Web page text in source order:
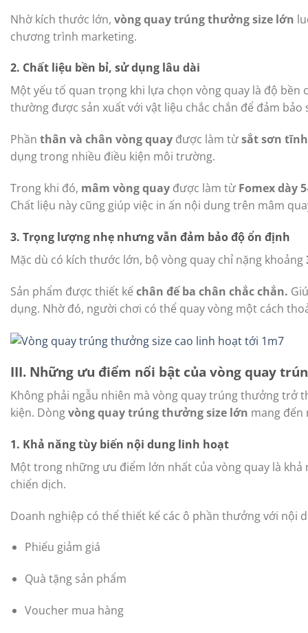
Nhờ kích thước lớn, vòng quay trúng thưởng size lớn
chương trình marketing.
2. Chất liệu bền bỉ, sử dụng lâu dài
Một yếu tố quan trọng khi lựa chọn vòng quay là độ bền
thường được sản xuất với vật liệu chắc chắn để đảm bảo
Phần thân và chân vòng quay được làm từsắt sơn
dụng trong nhiều điều kiện môi trường.
Trong khi đó, mâm vòng quay được làm từ Fomex dày
Chất liệu này cũng giúp việc in ấn nội dung trên mâm
3. Trọng lượng nhẹ nhưng vẫn đảm bảo độ ổn định
Mặc dù có kích thước lớn, bộ vòng quay chỉ nặng khoảng
Sản phẩm được thiết kếchân đế ba chân chắc chắn.
dụng. Nhờ đó, người chơi có thể quay vòng một cách
III. Những ưu điểm nổi bật của vòng quay
Không phải ngẫu nhiên mà vòng quay trúng thưởng trở
kiện. Dòngvòng quay trúng thưởng size lớn mang
1. Khả năng tùy biến nội dung linh hoạt
Một trong những ưu điểm lớn nhất của vòng quay là
chiến dịch.
Doanh nghiệp có thể thiết kế các ô phần thưởng với nội
Phiếu giảm giá
Quà tặng sản phẩm
Voucher mua hàng